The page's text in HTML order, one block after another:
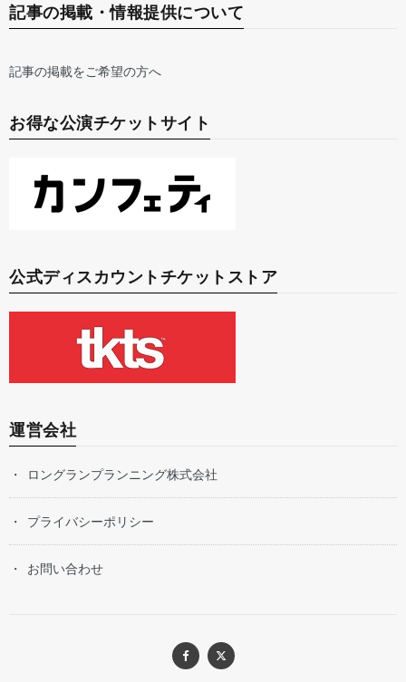
記事の掲載・情報提供について
記事の掲載をご希望の方へ
お得な公演チケットサイト
公式ディスカウントチケットストア
運営会社
ロングランプランニング株式会社
プライバシーポリシー
お問い合わせ